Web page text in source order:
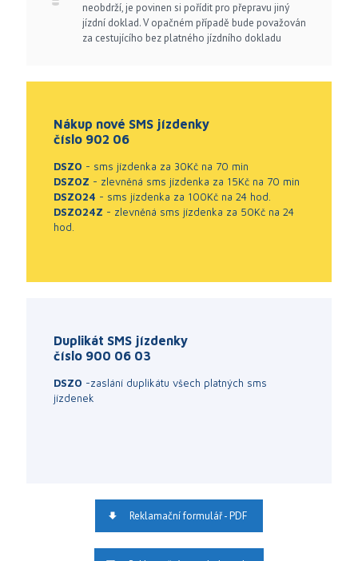
neobdrží, je povinen si pořídit pro přepravu jiný
jízdní doklad. V opačném případě bude považován
za cestujícího bez platného jízdního dokladu
Nákup nové SMS jízdenky
číslo 902 06
DSZO - sms jízdenka za 30Kč na 70 min
DSZOZ - zlevněná sms jízdenka za 15Kč na 70 min
DSZO24 - sms jízdenka za 100Kč na 24 hod.
DSZO24Z - zlevněná sms jízdenka za 50Kč na 24
hod.
Duplikát SMS jízdenky
číslo 900 06 03
DSZO -zaslání duplikátu všech platných sms
jízdenek
Reklamační formulář - PDF